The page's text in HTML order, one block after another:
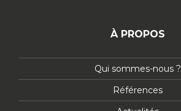
À PROPOS
Qui sommes-nous ?
Références